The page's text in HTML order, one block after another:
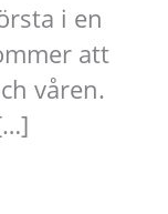
i en
att
våren.